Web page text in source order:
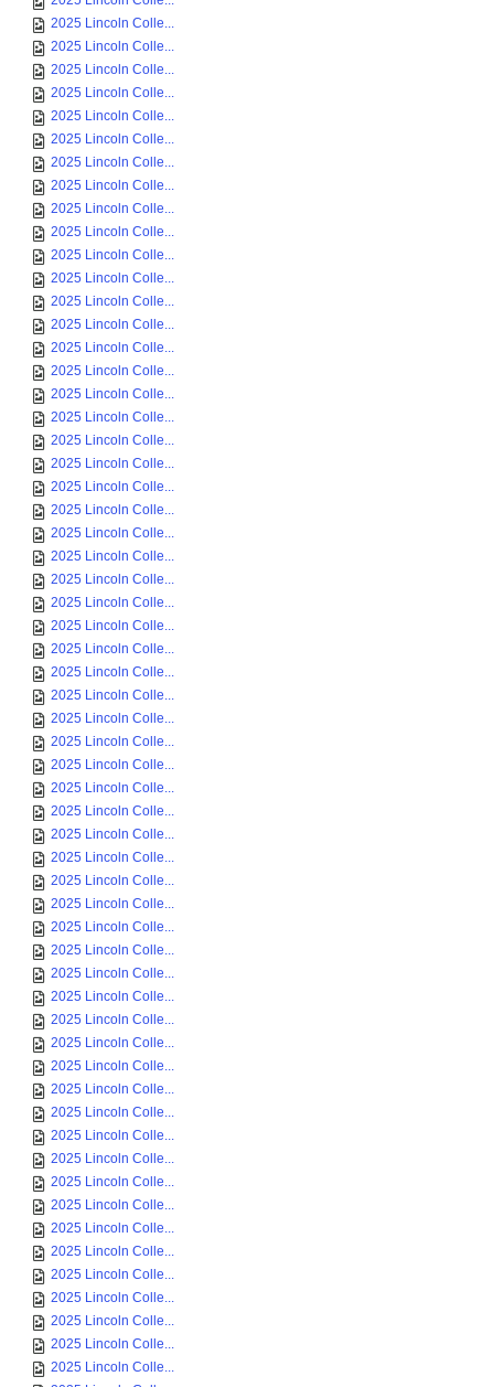
2025 Lincoln Colle...
2025 Lincoln Colle...
2025 Lincoln Colle...
2025 Lincoln Colle...
2025 Lincoln Colle...
2025 Lincoln Colle...
2025 Lincoln Colle...
2025 Lincoln Colle...
2025 Lincoln Colle...
2025 Lincoln Colle...
2025 Lincoln Colle...
2025 Lincoln Colle...
2025 Lincoln Colle...
2025 Lincoln Colle...
2025 Lincoln Colle...
2025 Lincoln Colle...
2025 Lincoln Colle...
2025 Lincoln Colle...
2025 Lincoln Colle...
2025 Lincoln Colle...
2025 Lincoln Colle...
2025 Lincoln Colle...
2025 Lincoln Colle...
2025 Lincoln Colle...
2025 Lincoln Colle...
2025 Lincoln Colle...
2025 Lincoln Colle...
2025 Lincoln Colle...
2025 Lincoln Colle...
2025 Lincoln Colle...
2025 Lincoln Colle...
2025 Lincoln Colle...
2025 Lincoln Colle...
2025 Lincoln Colle...
2025 Lincoln Colle...
2025 Lincoln Colle...
2025 Lincoln Colle...
2025 Lincoln Colle...
2025 Lincoln Colle...
2025 Lincoln Colle...
2025 Lincoln Colle...
2025 Lincoln Colle...
2025 Lincoln Colle...
2025 Lincoln Colle...
2025 Lincoln Colle...
2025 Lincoln Colle...
2025 Lincoln Colle...
2025 Lincoln Colle...
2025 Lincoln Colle...
2025 Lincoln Colle...
2025 Lincoln Colle...
2025 Lincoln Colle...
2025 Lincoln Colle...
2025 Lincoln Colle...
2025 Lincoln Colle...
2025 Lincoln Colle...
2025 Lincoln Colle...
2025 Lincoln Colle...
2025 Lincoln Colle...